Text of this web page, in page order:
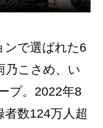
ンで選ばれた6
乃こさめ、い
プ。2022年8
者数124万人超